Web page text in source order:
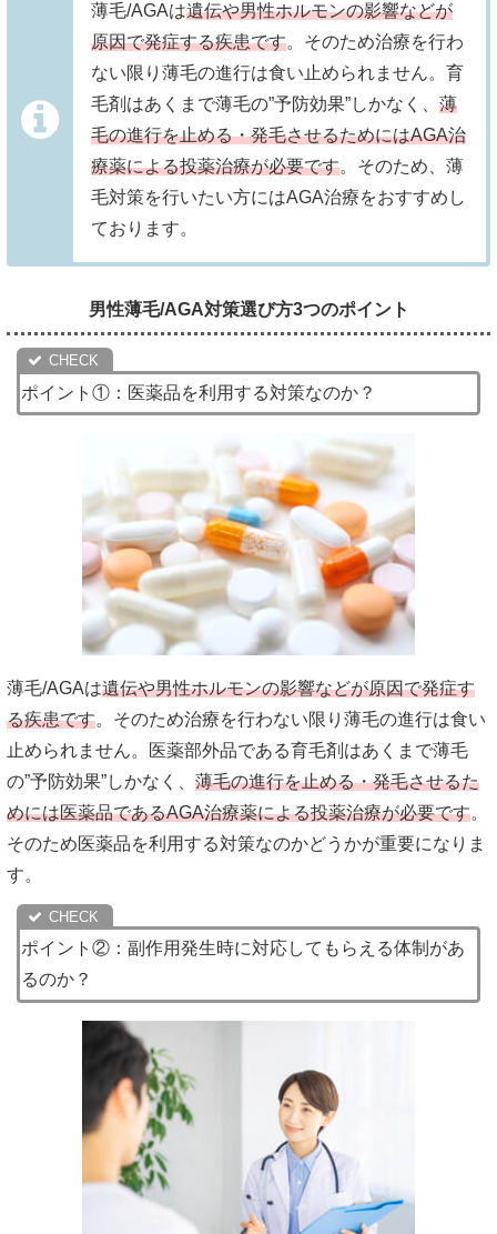
価格・利便性◎
DMMクリニック
◎
150万件以上
※1
Oops HAIR
◎
30万件以上
※2021年4月~の実績
クリニック
◎
価格・利便性◎
DMMクリニック
◎
まとめて購入で便利&お得
副作用発生時に返金保証
Oops HAIR
◎ 副作用発生時に返金保証
クリニック
◎ 全国40院で診療可能
薄毛/AGAは遺伝や男性ホルモンの影響などが
原因で発症する疾患です。そのため治療を行わ
ない限り薄毛の進行は食い止められません。育
毛剤はあくまで薄毛の”予防効果”しかなく、 薄
毛の進行を止める・発毛させるためにはAGA治
療薬による投薬治療が必要です。そのため、薄
毛対策を行いたい方にはAGA治療をおすすめし
ております。
男性薄毛/AGA対策選び方3つのポイント
ポイント①：医薬品を利用する対策なのか？
薄毛/AGAは遺伝や男性ホルモンの影響などが原因で発症す
る疾患です。そのため治療を行わない限り薄毛の進行は食い
止められません。医薬部外品である育毛剤はあくまで薄毛
の”予防効果”しかなく、 薄毛の進行を止める・発毛させるた
めには医薬品であるAGA治療薬による投薬治療が必要です。
そのため医薬品を利用する対策なのかどうかが重要になりま
す。
ポイント②：副作用発生時に対応してもらえる体制があ
るのか？